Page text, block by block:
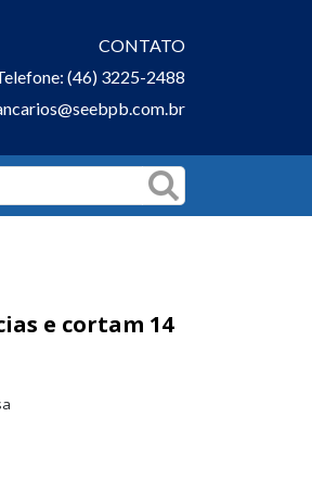
CONTATO
(46) 3225-2488
e cortam 14